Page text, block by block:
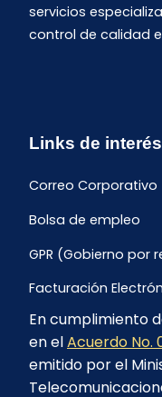
servicios
control de calidad
Links de interés
Correo Corporativo
Bolsa de empleo
GPR (Gobierno por
Facturación
Archivo Histórico
Portal Ambiental y
Proyecto
En cumplimiento
en elAcuerdo No.
emitido por el